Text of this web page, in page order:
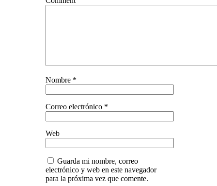
Nombre *
Correo electrónico *
Web
Guarda mi nombre, correo
electrónico y web en este navegador
para la próxima vez que comente.